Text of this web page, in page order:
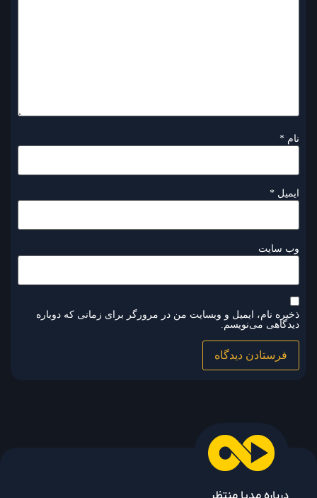
نام *
ایمیل *
وب‌ سایت
ذخیره نام، ایمیل و وبسایت من در مرورگر برای زمانی که دوباره
دیدگاهی می‌نویسم.